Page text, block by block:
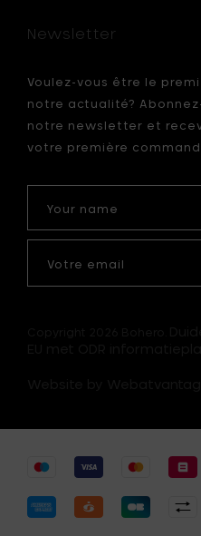
Newsletter
Voulez-vous être le
notre actualité?
notre newsletter et
votre première
name
email